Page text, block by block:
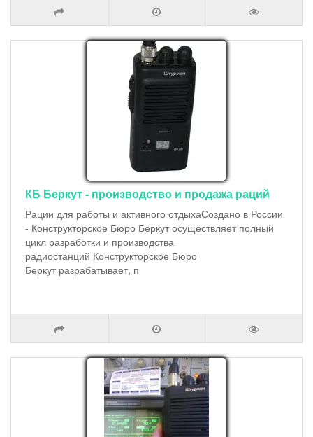
КБ Беркут - производство и продажа раций
Рации для работы и активного отдыхаСоздано в России
- Конструкторское Бюро Беркут осуществляет полный
цикл разработки и производства
радиостанций Конструкторское Бюро
Беркут разрабатывает, п